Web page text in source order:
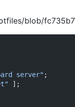
blob/
server" ;
];